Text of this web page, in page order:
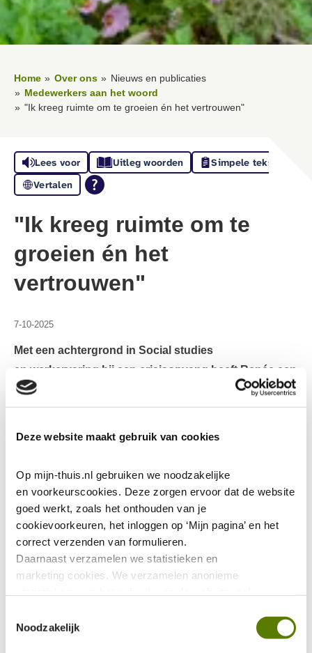
Deze website maakt gebruik van cookies
Op mijn-thuis.nl gebruiken we noodzakelijke
en voorkeurscookies. Deze zorgen ervoor dat de website
goed werkt, zoals het onthouden van je
cookievoorkeuren, het inloggen op ‘Mijn pagina’ en het
correct verzenden van formulieren.
Daarnaast verzamelen we statistieken en
marketing cookies. We verzamelen anonieme
Deze gegevens zijn niet te herleiden tot jou als persoon
en worden niet gedeeld met eventuele advertentie- of
Noodzakelijk
Home Over ons
Nieuws en publicaties
Medewerkers aan het woord
"Ik kreeg ruimte om te groeien én het vertrouwen"
Lees voor Uitleg woorden
Simpele tekst
Vertalen
"Ik kreeg ruimte om te
groeien én het
vertrouwen"
7-10-2025
Met een achtergrond in Social studies
en werkervaring bij een crisisopvang heeft Renée een
hele andere achtergrond
collega projectmanagers Vastgoed. Maar laat daar
rol op waarde schatten is
belangrijk! ”